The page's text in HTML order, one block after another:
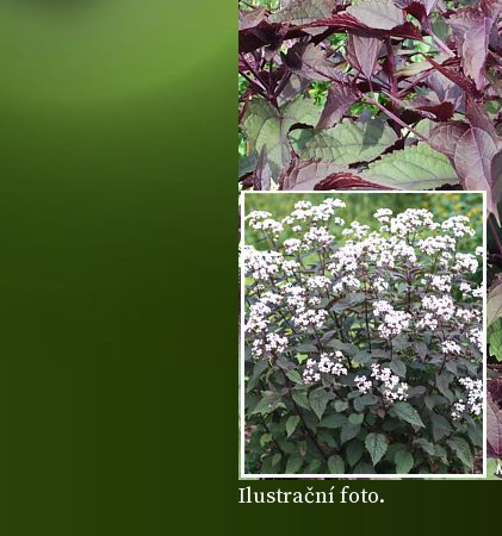
Ilustrační foto.